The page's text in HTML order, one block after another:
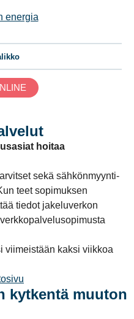
hoitaa
sekä sähkönmyynti-
teet sopimuksen
tiedot jakeluverkon
viimeistään kaksi viikkoa
kytkentä muuton